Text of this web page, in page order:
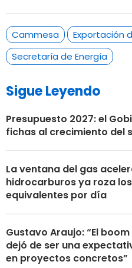
Cammesa
Exportación
Secretaría de Energía
Sigue Leyendo
Presupuesto 2027: el
fichas al crecimiento del
La ventana del gas
hidrocarburos ya roza
equivalentes por día
Gustavo Araujo: “El
dejó de ser una
en proyectos concretos”